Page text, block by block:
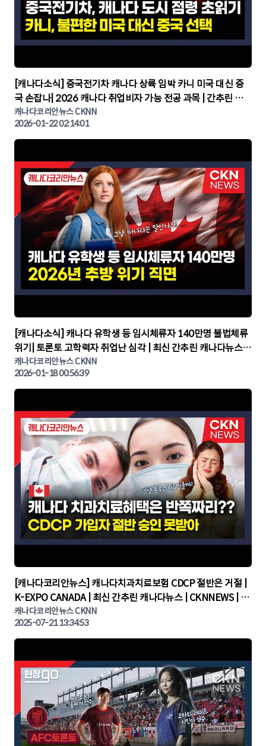
▶
[캐나다소식] 중국전기차 캐나다 상륙 임박 카니 미국 대신 중
국 손잡나| 2026 캐나다 취업비자 가능 전공 과목 | 간추린 캐
나다뉴스 | CKNNEWS, 캐나다코리안뉴스
캐나다코리안뉴스 CKNN
2026-01-22 02:14:01
▶
[캐나다소식] 캐나다 유학생 등 임시체류자 140만명 불법체류
위기| 토론토 고학력자 취업난 심각 | 최신 간추린 캐나다뉴스 |
CKNNEWS, 캐나다코리안뉴스
캐나다코리안뉴스 CKNN
2026-01-18 00:56:39
▶
[캐나다코리안뉴스] 캐나다치과치료보험 CDCP 절반은 거절 |
K-EXPO CANADA | 최신 간추린 캐나다뉴스 | CKNNEWS | 캐
나다뉴스 | 토론토뉴스
캐나다코리안뉴스 CKNN
2025-07-21 13:34:53